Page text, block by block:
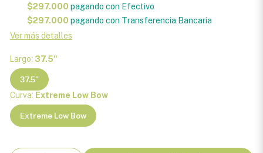
$297.000 pagando con Efectivo
$297.000 pagando con Transferencia Bancaria
Ver más detalles
Largo: 37.5"
37.5"
Curva: Extreme Low Bow
Extreme Low Bow